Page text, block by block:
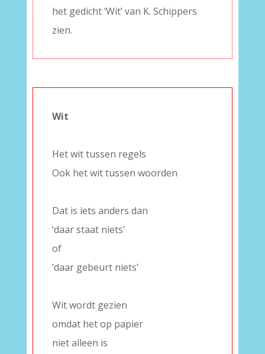
het gedicht ‘Wit’ van K. Schippers
zien.
Wit
Het wit tussen regels
Ook het wit tussen woorden
Dat is iets anders dan
‘daar staat niets’
of
‘daar gebeurt niets’
Wit wordt gezien
omdat het op papier
niet alleen is